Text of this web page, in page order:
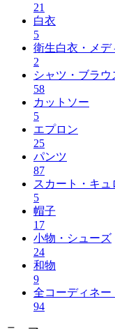
21
白衣
5
衛生白衣・メデ
2
シャツ・ブラウ
58
カットソー
5
エプロン
25
パンツ
87
スカート・キュ
5
帽子
17
小物・シューズ
24
和物
9
全コーディネー
94